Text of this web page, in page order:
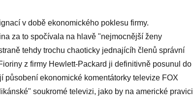
v době ekonomického poklesu firmy.
za to spočívala na hlavě "nejmocnější ženy
tehdy trochu chaoticky jednajícíh členů správní
z firmy Hewlett-Packard ji definitivně posunul do
působení ekonomické komentátorky televize FOX
soukromé televizi, jako by na americké pravici